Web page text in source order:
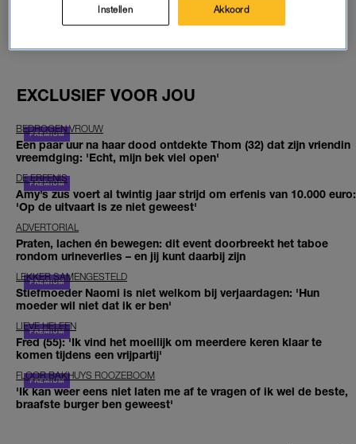
GOED ARTIKEL? DELEN MAAR.
EXCLUSIEF VOOR JOU
BEDROGEN VROUW
Een paar uur na haar dood ontdekte Thom (32) dat zijn vriendin
vreemdging: 'Echt, mijn bek viel open'
DE ERFENIS
Amy’s zus voert al twintig jaar strijd om erfenis van 10.000 euro:
'Op de uitvaart is ze niet geweest'
ADVERTORIAL
Praten, lachen én bewegen: dit event doorbreekt het taboe
rondom urineverlies – en jij kunt daarbij zijn
LEKKER SAMENGESTELD
Stiefmoeder Naomi is niet welkom bij verjaardagen: 'Hun
moeder wil niet dat ik er ben'
LIEVE HELEEN
Fred (55): 'Ik vind het moeilijk om meerdere keren klaar te
komen tijdens een vrijpartij'
FLOOR BAKHUYS ROOZEBOOM
'Ik kan weer eens niet laten me af te vragen of ik wel de beste,
braafste burger ben geweest'
Instellen Akkoord